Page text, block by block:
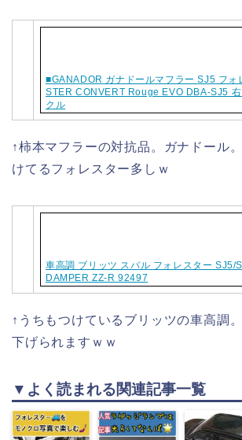
■GANADOR ガナドールマフラー SJ5 フォ
STER CONVERT Rouge EVO DBA-SJ5 右
クル
↑柿本マフラーの対抗品。ガナドール
けてるフォレスター多しｗ
車高調 ブリッツ スバル フォレスター SJ5/
DAMPER ZZ-R 92497
↑うちもつけているブリッツの車高調
下げられますｗｗ
▼よく読まれる関連記事一覧